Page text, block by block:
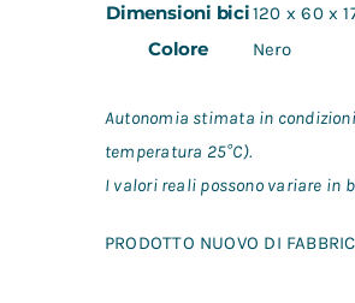
Dimensioni bici120 x 60 x
Colore Nero
Autonomia stimata in
temperatura 25°C).
I valori reali possono variare in
PRODOTTO NUOVO DI